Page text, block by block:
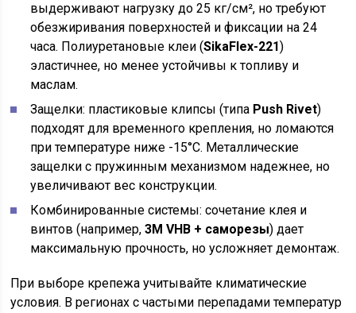
выдерживают нагрузку до 25 кг/см², но требуют
обезжиривания поверхностей и фиксации на 24
часа. Полиуретановые клеи (SikaFlex-221)
эластичнее, но менее устойчивы к топливу и
маслам.
Защелки: пластиковые клипсы (типа Push Rivet)
подходят для временного крепления, но ломаются
при температуре ниже -15°C. Металлические
защелки с пружинным механизмом надежнее, но
увеличивают вес конструкции.
Комбинированные системы: сочетание клея и
винтов (например,3M VHB + саморезы) дает
максимальную прочность, но усложняет демонтаж.
При выборе крепежа учитывайте климатические
условия. В регионах с частыми перепадами температур